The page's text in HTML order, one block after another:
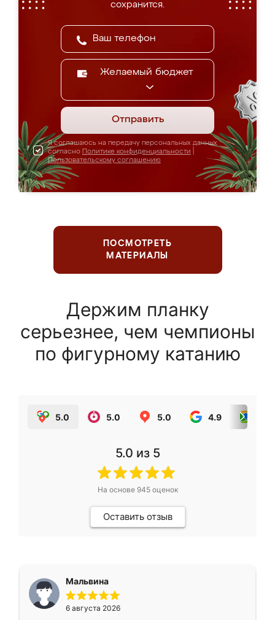
сохранится.
Желаемый бюджет
Отправить
Я соглашаюсь на передачу персональных данных
согласно Политике конфиденциальности
Пользовательскому соглашению
ПОСМОТРЕТЬ
МАТЕРИАЛЫ
Держим планку
серьезнее, чем чемпионы
по фигурному катанию
5.0 5.0 5.0 4.9
5.0 из 5
На основе 945оценок
Оставить отзыв
Мальвина
6 августа 2026